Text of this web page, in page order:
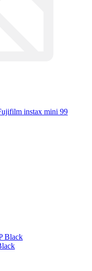
instax mini 99